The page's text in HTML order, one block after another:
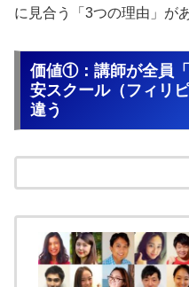
に見合う「3つの理由」が
価値①：講師が全員
安スクール（フィリ
違う